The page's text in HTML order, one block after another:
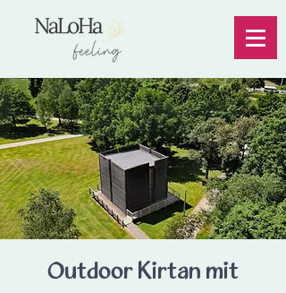
Outdoor Kirtan mit